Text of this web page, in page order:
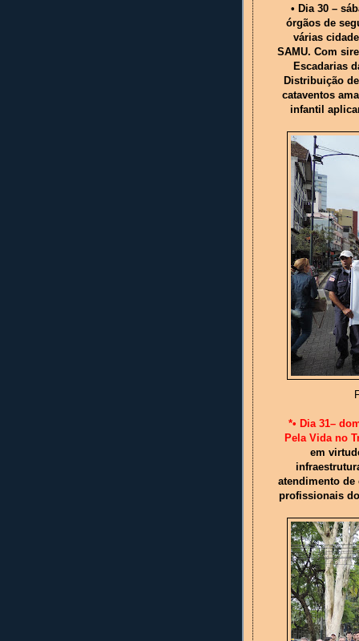
• Dia 30 –
órgãos de
várias
SAMU. Com
Escadarias
Distribuição
cataventos
infantil
*• Dia 31–
Pela Vida no
em
atendimento de
profissionais